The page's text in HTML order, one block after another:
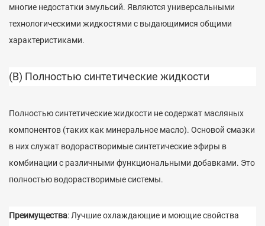
многие недостатки эмульсий. Являются универсальными
технологическими жидкостями с выдающимися общими
характеристиками.
(В) Полностью синтетические жидкости
Полностью синтетические жидкости не содержат масляных
компонентов (таких как минеральное масло). Основой смазки
в них служат водорастворимые синтетические эфиры в
комбинации с различными функциональными добавками. Это
полностью водорастворимые системы.
Преимущества: Лучшие охлаждающие и моющие свойства